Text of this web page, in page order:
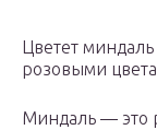
Цветет
розовыми
Миндаль — это